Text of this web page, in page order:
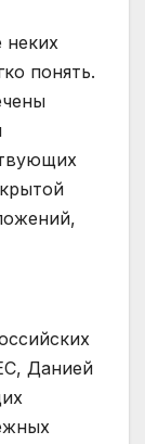
неких
понять.
Данией